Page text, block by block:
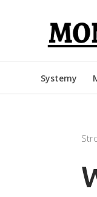
Systemy